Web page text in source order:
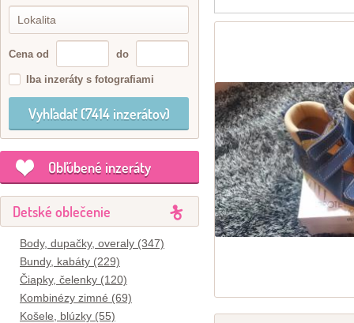
Cena od do
Iba inzeráty s fotografiami
Obľúbené inzeráty
Detské oblečenie
Body, dupačky, overaly (347)
Bundy, kabáty (229)
Čiapky, čelenky (120)
Kombinézy zimné (69)
Košele, blúzky (55)